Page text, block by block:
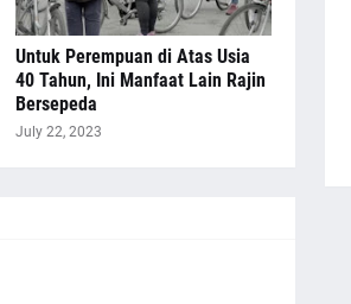
Untuk Perempuan di Atas Usia
40 Tahun, Ini Manfaat Lain Rajin
Bersepeda
July 22, 2023